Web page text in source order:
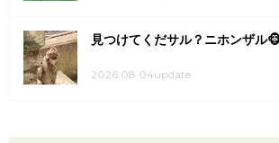
見つけてくだサル？ニホンザル
2026.08.04update